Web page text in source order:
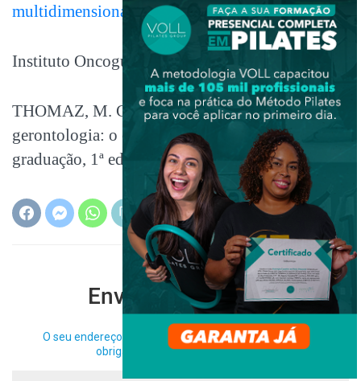
multidimensional do idoso
Instituto Oncoguia – O Timo
THOMAZ, M. C. A.; Conceitos de geriatria e
gerontologia: o envelhecer. Apostila da pós-
graduação, 1ª edição.
Enviar Comentário
O seu endereço de e-mail não será publicado. Campos
obrigatórios são marcados com*